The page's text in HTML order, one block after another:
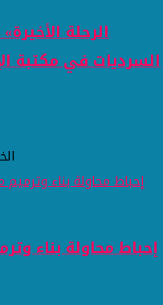
السرديات في مكتبة
إحباط محاولة بناء